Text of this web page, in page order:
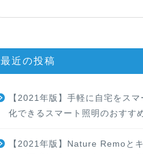
最近の投稿
【2021年版】手軽に自宅をスマ
化できるスマート照明のおすす
【2021年版】Nature Remoと